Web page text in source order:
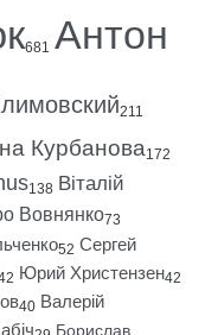
681 Антон
211
Курбанова172
138 Віталій
Вовнянко73
52 Сергей
Юрий Христензен42
40 Валерій
Борислав